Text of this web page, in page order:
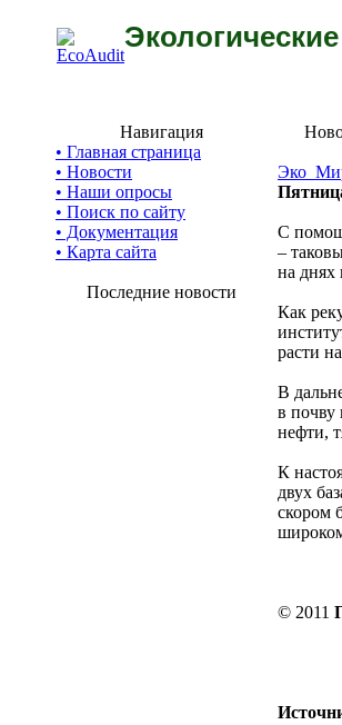
Навигация
• Главная страница
• Новости
• Наши опросы
• Поиск по сайту
• Документация
• Карта сайта
Последние новости
С
–
на днях
Как
расти
В
в почву
нефти,
К
двух
скором
© 2011